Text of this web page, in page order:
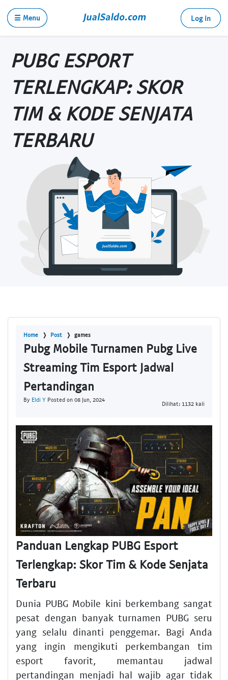
☰ Menu Log in
PUBG ESPORT
TERLENGKAP: SKOR
TIM & KODE SENJATA
TERBARU
Home Post games
Pubg Mobile Turnamen Pubg Live
Streaming Tim Esport Jadwal
Pertandingan
By Eldi Y Posted on 08 Jun, 2024
Dilihat: 1132 kali
Panduan Lengkap PUBG Esport
Terlengkap: Skor Tim & Kode Senjata
Terbaru
Dunia PUBG Mobile kini berkembang sangat
pesat dengan banyak turnamen PUBG seru
yang selalu dinanti penggemar. Bagi Anda
yang ingin mengikuti perkembangan tim
esport favorit, memantau jadwal
pertandingan menjadi hal wajib agar tidak